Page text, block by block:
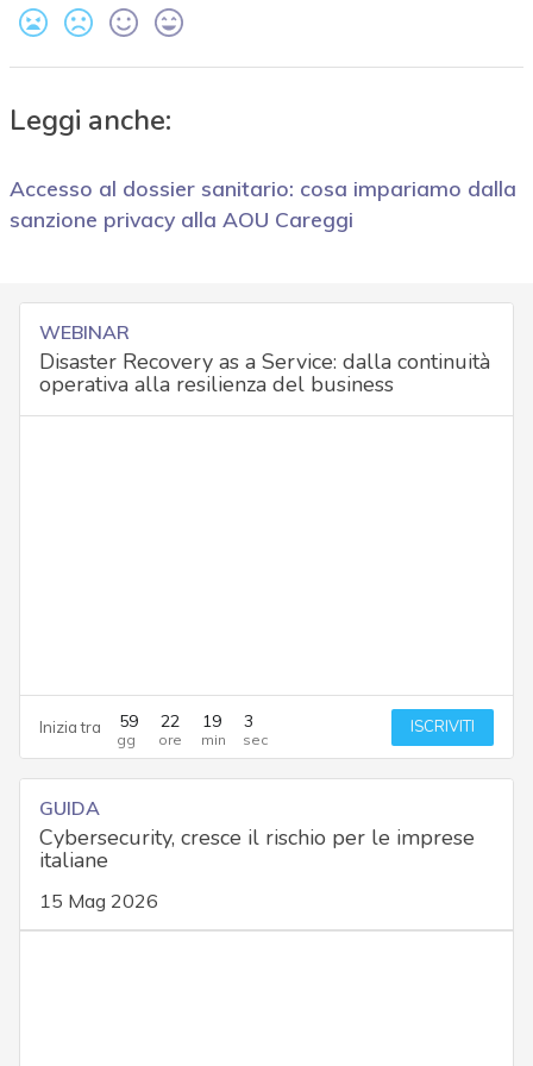
Leggi anche:
Accesso al dossier sanitario: cosa impariamo dalla
sanzione privacy alla AOU Careggi
WEBINAR
Disaster Recovery as a Service: dalla continuità
operativa alla resilienza del business
Inizia tra 59 22 19 2 ISCRIVITI
GUIDA
Cybersecurity, cresce il rischio per le imprese
italiane
15 Mag 2026